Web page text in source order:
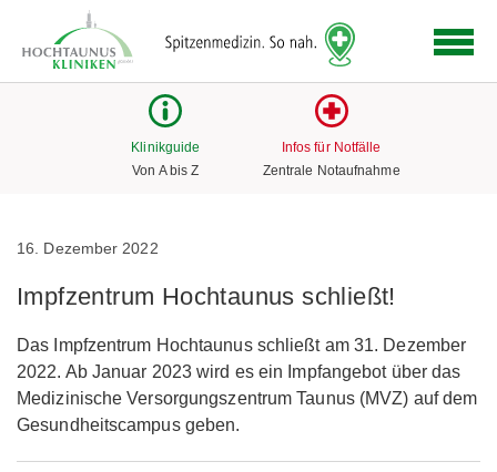
Link
zur
Klinikguide
Von A bis Z
Infos für Notfälle
Zentrale Notaufnahme
16. Dezember 2022
Impfzentrum Hochtaunus schließt!
Das Impfzentrum Hochtaunus schließt am 31. Dezember
2022. Ab Januar 2023 wird es ein Impfangebot über das
Medizinische Versorgungszentrum Taunus (MVZ) auf dem
Gesundheitscampus geben.